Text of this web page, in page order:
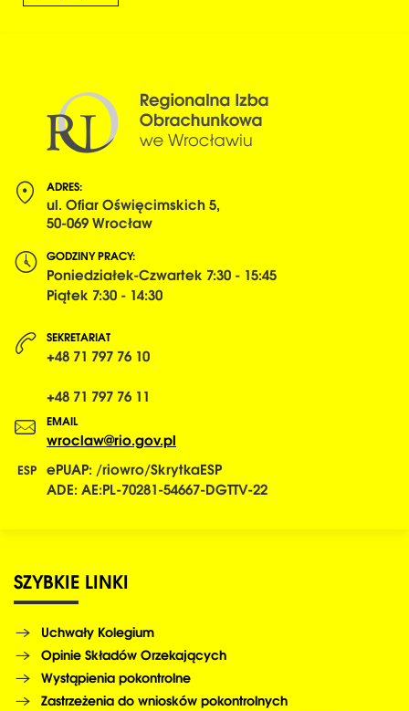
ADRES:
ul. Ofiar Oświęcimskich 5,
50-069 Wrocław
GODZINY PRACY:
Poniedziałek-Czwartek 7:30 - 15:45
Piątek 7:30 - 14:30
SEKRETARIAT
+48 71 797 76 10
+48 71 797 76 11
EMAIL
wroclaw@rio.gov.pl
ePUAP: /riowro/SkrytkaESP
ADE: AE:PL-70281-54667-DGTTV-22
SZYBKIE LINKI
Uchwały Kolegium
Opinie Składów Orzekających
Wystąpienia pokontrolne
Zastrzeżenia do wniosków pokontrolnych